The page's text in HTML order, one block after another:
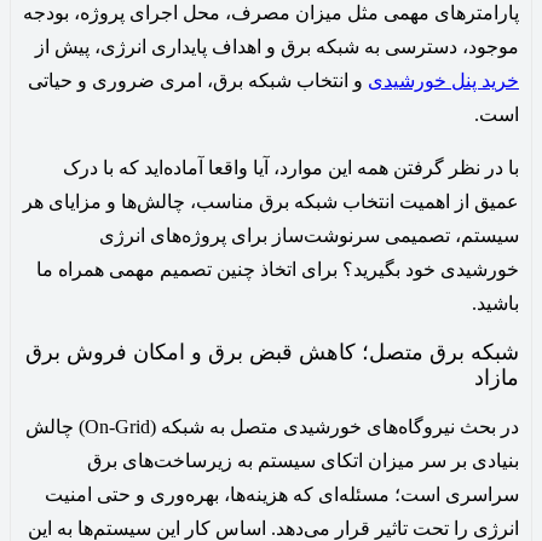
پارامترهای مهمی مثل میزان مصرف، محل اجرای پروژه، بودجه
موجود، دسترسی به شبکه برق و اهداف پایداری انرژی، پیش از
خرید پنل خورشیدی و انتخاب شبکه برق، امری ضروری و حیاتی
است.
با در نظر گرفتن همه این موارد، آیا واقعا آماده‌اید که با درک
عمیق از اهمیت انتخاب شبکه برق مناسب، چالش‌ها و مزایای هر
سیستم، تصمیمی سرنوشت‌ساز برای پروژه‌های انرژی
خورشیدی خود بگیرید؟ برای اتخاذ چنین تصمیم مهمی همراه ما
باشید.
شبکه برق متصل؛ کاهش قبض برق و امکان فروش برق
مازاد
در بحث نیروگاه‌های خورشیدی متصل به شبکه (On-Grid) چالش
بنیادی بر سر میزان اتکای سیستم به زیرساخت‌های برق
سراسری است؛ مسئله‌ای که هزینه‌ها، بهره‌وری و حتی امنیت
انرژی را تحت تاثیر قرار می‌دهد. اساس کار این سیستم‌ها به این